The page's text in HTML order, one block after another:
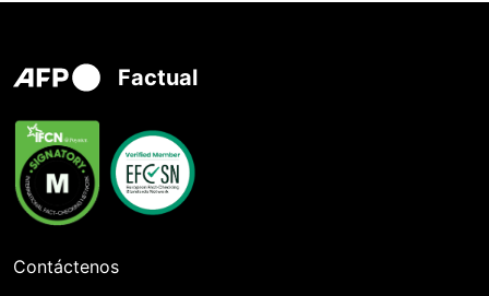
Factual
Contáctenos